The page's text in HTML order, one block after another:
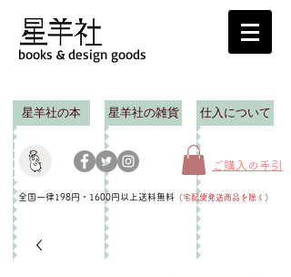
books & design goods
星羊社の本 星羊社の雑貨 仕入について
ご購入の手引
全国一律198円・1600円以上送料無料 （宅配便発送商品を除く ）